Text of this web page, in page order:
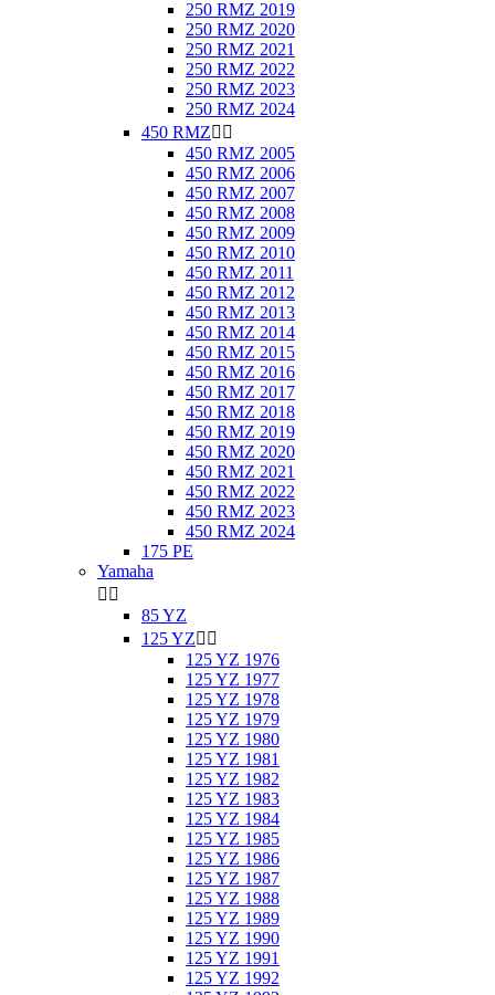
250 RMZ 2019
250 RMZ 2020
250 RMZ 2021
250 RMZ 2022
250 RMZ 2023
250 RMZ 2024
450 RMZ 
450 RMZ 2005
450 RMZ 2006
450 RMZ 2007
450 RMZ 2008
450 RMZ 2009
450 RMZ 2010
450 RMZ 2011
450 RMZ 2012
450 RMZ 2013
450 RMZ 2014
450 RMZ 2015
450 RMZ 2016
450 RMZ 2017
450 RMZ 2018
450 RMZ 2019
450 RMZ 2020
450 RMZ 2021
450 RMZ 2022
450 RMZ 2023
450 RMZ 2024
175 PE
Yamaha
 
85 YZ
125 YZ 
125 YZ 1976
125 YZ 1977
125 YZ 1978
125 YZ 1979
125 YZ 1980
125 YZ 1981
125 YZ 1982
125 YZ 1983
125 YZ 1984
125 YZ 1985
125 YZ 1986
125 YZ 1987
125 YZ 1988
125 YZ 1989
125 YZ 1990
125 YZ 1991
125 YZ 1992